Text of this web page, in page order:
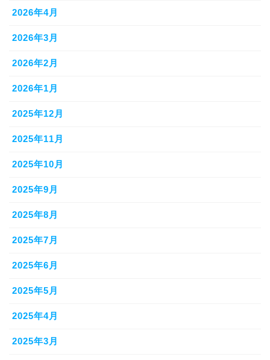
2026年4月
2026年3月
2026年2月
2026年1月
2025年12月
2025年11月
2025年10月
2025年9月
2025年8月
2025年7月
2025年6月
2025年5月
2025年4月
2025年3月